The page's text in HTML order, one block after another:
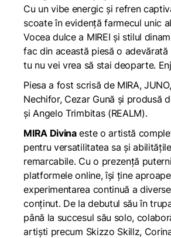
Cu un vibe energic și refren
scoate în evidență farmecul unic
Vocea dulce a MIREI și stilul
fac din această piesă o adevărată
tu nu vei vrea să stai deoparte.
Piesa a fost scrisă de MIRA,
Nechifor, Cezar Gună și produsă
și Angelo Trimbitas (REALM).
MIRA Divinaeste o artistă
pentru versatilitatea sa și
remarcabile. Cu o prezență
platformele online, își ține
experimentarea continuă a
conținut. De la debutul său în
până la succesul său solo,
artiști precum Skizzo Skillz,